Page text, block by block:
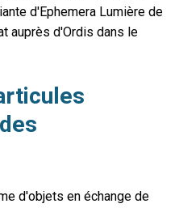
d'Ephemera Lumière de
auprès d'Ordis dans le
d'objets en échange de